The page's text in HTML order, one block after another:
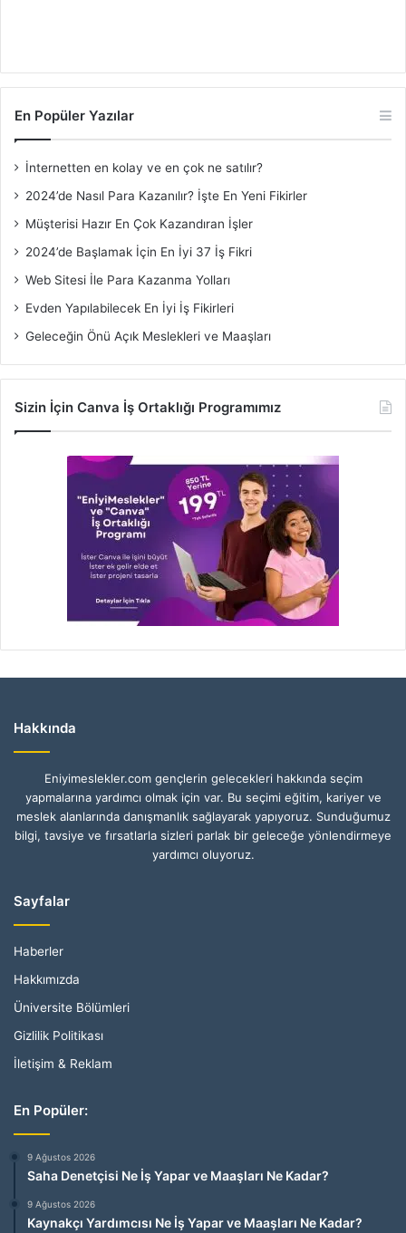
En Popüler Yazılar
İnternetten en kolay ve en çok ne satılır?
2024’de Nasıl Para Kazanılır? İşte En Yeni Fikirler
Müşterisi Hazır En Çok Kazandıran İşler
2024’de Başlamak İçin En İyi 37 İş Fikri
Web Sitesi İle Para Kazanma Yolları
Evden Yapılabilecek En İyi İş Fikirleri
Geleceğin Önü Açık Meslekleri ve Maaşları
Sizin İçin Canva İş Ortaklığı Programımız
Hakkında
Eniyimeslekler.com gençlerin gelecekleri hakkında seçim
yapmalarına yardımcı olmak için var. Bu seçimi eğitim, kariyer ve
meslek alanlarında danışmanlık sağlayarak yapıyoruz. Sunduğumuz
bilgi, tavsiye ve fırsatlarla sizleri parlak bir geleceğe yönlendirmeye
yardımcı oluyoruz.
Sayfalar
Haberler
Hakkımızda
Üniversite Bölümleri
Gizlilik Politikası
İletişim & Reklam
En Popüler:
9 Ağustos 2026
Saha Denetçisi Ne İş Yapar ve Maaşları Ne Kadar?
9 Ağustos 2026
Kaynakçı Yardımcısı Ne İş Yapar ve Maaşları Ne Kadar?